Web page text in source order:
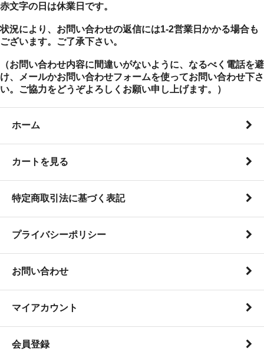
赤文字の日は休業日です。
状況により、お問い合わせの返信には1-2営業日かかる場合も
ございます。ご了承下さい。
（お問い合わせ内容に間違いがないように、なるべく電話を避
け、メールかお問い合わせフォームを使ってお問い合わせ下さ
い。ご協力をどうぞよろしくお願い申し上げます。）
ホーム
カートを見る
特定商取引法に基づく表記
プライバシーポリシー
お問い合わせ
マイアカウント
会員登録